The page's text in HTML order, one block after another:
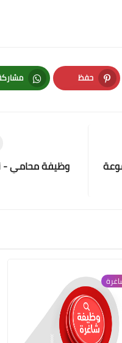
حفظ
Pinterest
وظيفة محامي -